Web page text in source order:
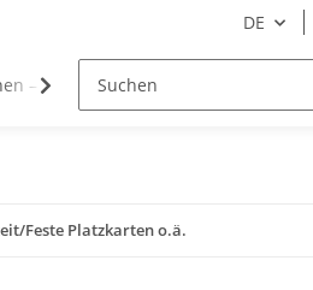
DE
– Werkzeuge
Feste Platzkarten o.ä.